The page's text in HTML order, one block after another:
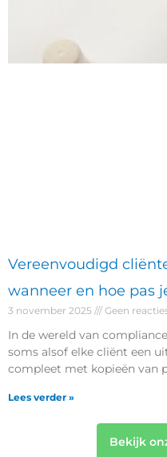
Vereenvoudigd
wanneer en hoe pas
3 november 2025 Geen
In de wereld van
soms alsof elke cliënt een
compleet met kopieën van
Lees verder »
Bekijk